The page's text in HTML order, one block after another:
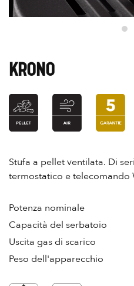
KRONO
Stufa a pellet ventilata. Di
termostatico e telecomando
Potenza nominale
Capacità del serbatoio
Uscita gas di scarico
Peso dell'apparecchio